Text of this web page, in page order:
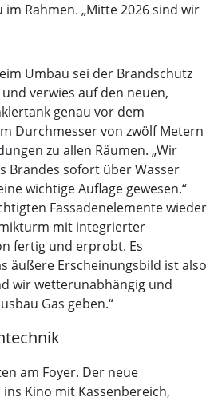
Rahmen. „Mitte 2026 sind wir
Umbau sei der Brandschutz
verwies auf den neuen,
genau vor dem
Durchmesser von zwölf Metern
zu allen Räumen. „Wir
Brandes sofort über Wasser
wichtige Auflage gewesen.“
Fassadenelemente wieder
mit integrierter
fertig und erprobt. Es
äußere Erscheinungsbild ist also
wir wetterunabhängig und
Gas geben.“
am Foyer. Der neue
Kino mit Kassenbereich,